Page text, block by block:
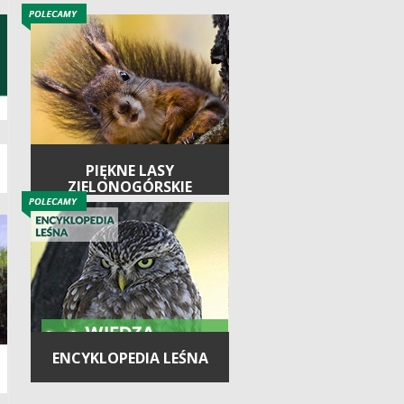
PIĘKNE LASY
ZIELONOGÓRSKIE
ENCYKLOPEDIA LEŚNA